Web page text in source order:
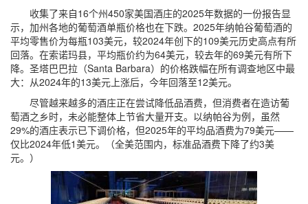
收集了来自16个州450家美国酒庄的2025年数据的一份报告显
示，加州各地的葡萄酒单瓶价格也在下跌。2025年纳帕谷葡萄酒的
平均零售价为每瓶103美元，较2024年创下的109美元历史高点有所
回落。在索诺玛县，平均瓶价约为64美元，较去年的69美元有所下
降。圣塔巴巴拉（Santa Barbara）的价格跌幅在所有调查地区中最
大：从2024年的13美元上涨后，今年回落至12美元。
尽管越来越多的酒庄正在尝试降低品酒费，但消费者在造访葡
萄酒之乡时，未必能整体上节省大量开支。以纳帕谷为例，虽然
29%的酒庄表示已下调价格，但2025年的平均品酒费为79美元——
仅比2024年低1美元。（全美范围内，标准品酒费下降了约3美
元。）